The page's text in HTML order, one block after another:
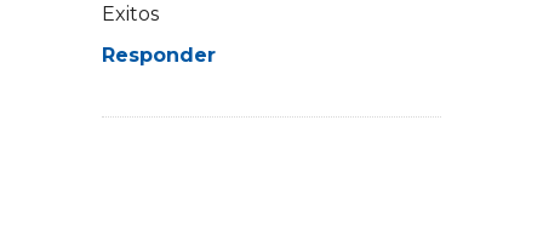
Exitos
Responder